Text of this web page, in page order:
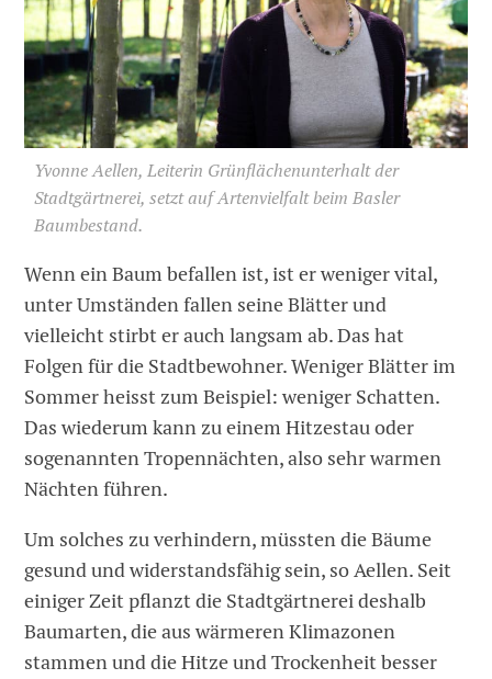
Yvonne Aellen, Leiterin Grünflächenunterhalt der
Stadtgärtnerei, setzt auf Artenvielfalt beim Basler
Baumbestand.
Wenn ein Baum befallen ist, ist er weniger vital,
unter Umständen fallen seine Blätter und
vielleicht stirbt er auch langsam ab. Das hat
Folgen für die Stadtbewohner. Weniger Blätter im
Sommer heisst zum Beispiel: weniger Schatten.
Das wiederum kann zu einem Hitzestau oder
sogenannten Tropennächten, also sehr warmen
Nächten führen.
Um solches zu verhindern, müssten die Bäume
gesund und widerstandsfähig sein, so Aellen. Seit
einiger Zeit pflanzt die Stadtgärtnerei deshalb
Baumarten, die aus wärmeren Klimazonen
stammen und die Hitze und Trockenheit besser